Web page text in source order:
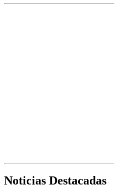
Noticias Destacadas